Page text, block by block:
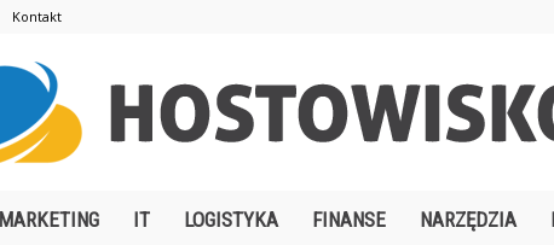
Kontakt
MARKETING IT LOGISTYKA FINANSE NARZĘDZIA